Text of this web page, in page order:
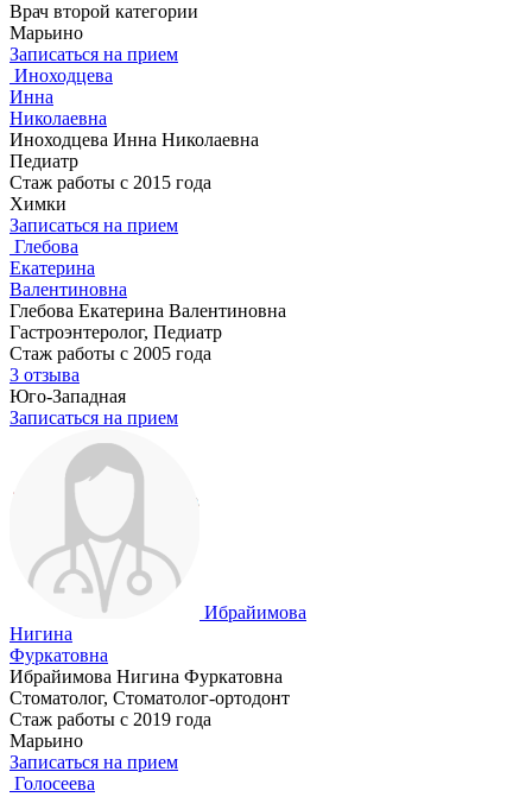
Врач второй категории
Марьино
Записаться на прием
Иноходцева
Инна
Николаевна
Иноходцева Инна Николаевна
Педиатр
Стаж работы с 2015 года
Химки
Записаться на прием
Глебова
Екатерина
Валентиновна
Глебова Екатерина Валентиновна
Гастроэнтеролог, Педиатр
Стаж работы с 2005 года
3 отзыва
Юго-Западная
Записаться на прием
Ибрайимова
Нигина
Фуркатовна
Ибрайимова Нигина Фуркатовна
Стоматолог, Стоматолог-ортодонт
Стаж работы с 2019 года
Марьино
Записаться на прием
Голосеева